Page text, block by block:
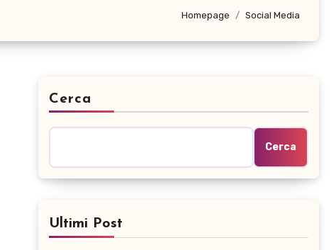
Homepage Social Media
Cerca
Cerca
Ultimi Post